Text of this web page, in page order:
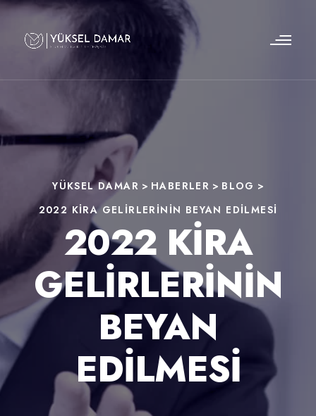
YÜKSEL DAMAR > HABERLER > BLOG >
2022 KİRA GELİRLERİNİN BEYAN EDİLMESİ
2022 KİRA
GELİRLERİNİN
BEYAN
EDİLMESİ